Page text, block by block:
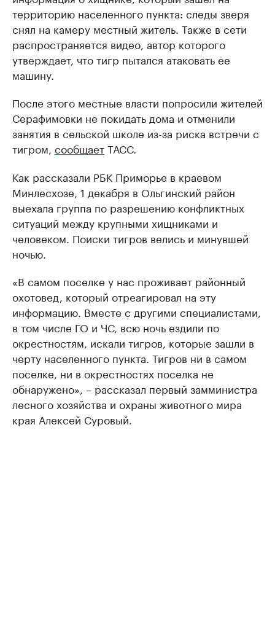
территорию населенного пункта: следы зверя
снял на камеру местный житель. Также в сети
распространяется видео, автор которого
утверждает, что тигр пытался атаковать ее
машину.
После этого местные власти попросили жителей
Серафимовки не покидать дома и отменили
занятия в сельской школе из-за риска встречи с
тигром, сообщаетТАСС.
Как рассказали РБК Приморье в краевом
Минлесхозе, 1 декабря в Ольгинский район
выехала группа по разрешению конфликтных
ситуаций между крупными хищниками и
человеком. Поиски тигров велись и минувшей
ночью.
«В самом поселке у нас проживает районный
охотовед, который отреагировал на эту
информацию. Вместе с другими специалистами,
в том числе ГО и ЧС, всю ночь ездили по
окрестностям, искали тигров, которые зашли в
черту населенного пункта. Тигров ни в самом
поселке, ни в окрестностях поселка не
обнаружено», – рассказал первый замминистра
лесного хозяйства и охраны животного мира
края Алексей Суровый.